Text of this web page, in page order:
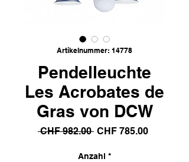
Artikelnummer: 14778
Pendelleuchte
Les Acrobates de
Gras von DCW
CHF 982.00 Standardpreis
CHF 785.00Sale-
Anzahl *